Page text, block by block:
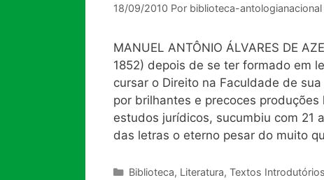
18/09/2010 Por biblioteca-antologianacional
MANUEL ANTÔNIO ÁLVARES DE
1852) depois de se ter formado em
cursar o Direito na Faculdade de
por brilhantes e precoces
estudos jurídicos, sucumbiu com 21
das letras o eterno pesar do muito
Categorias
Biblioteca, Literatura, Textos Introdutórios